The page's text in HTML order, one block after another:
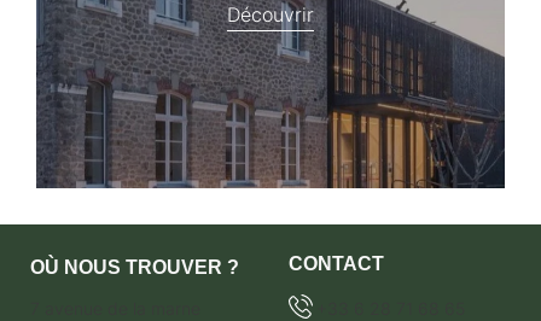
Découvrir
OÙ NOUS TROUVER ?
CONTACT